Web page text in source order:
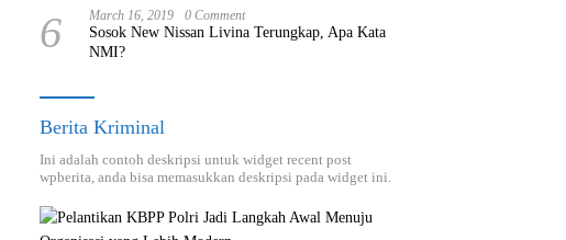
6 March 16, 2019 0 Comment
Sosok New Nissan Livina Terungkap, Apa Kata
NMI?
Berita Kriminal
Ini adalah contoh deskripsi untuk widget recent post
wpberita, anda bisa memasukkan deskripsi pada widget ini.